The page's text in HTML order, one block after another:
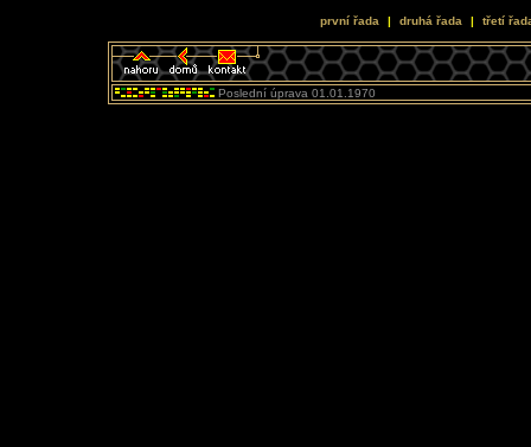
první řada | druhá řada | třetí
Poslední úprava 01.01.1970